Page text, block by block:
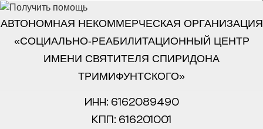
АВТОНОМНАЯ НЕКОММЕРЧЕСКАЯ ОРГАНИЗАЦИЯ
«СОЦИАЛЬНО-РЕАБИЛИТАЦИОННЫЙ ЦЕНТР
ИМЕНИ СВЯТИТЕЛЯ СПИРИДОНА
ТРИМИФУНТСКОГО»
ИНН: 6162089490
КПП: 616201001